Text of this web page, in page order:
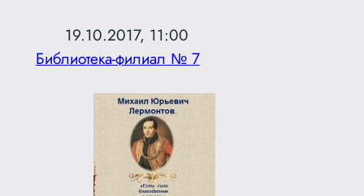
19.10.2017, 11:00
Библиотека-филиал № 7